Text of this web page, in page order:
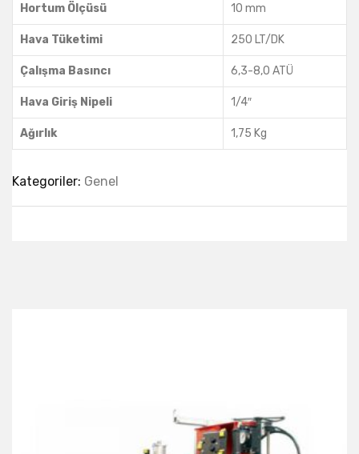
Hortum Ölçüsü 10 mm
Hava Tüketimi 250 LT/DK
Çalışma Basıncı 6,3-8,0 ATÜ
Hava Giriş Nipeli 1/4″
Ağırlık 1,75 Kg
Kategoriler: Genel